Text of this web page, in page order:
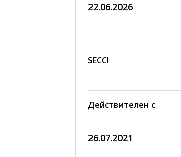
22.06.2026
SECCI
Действителен с
26.07.2021